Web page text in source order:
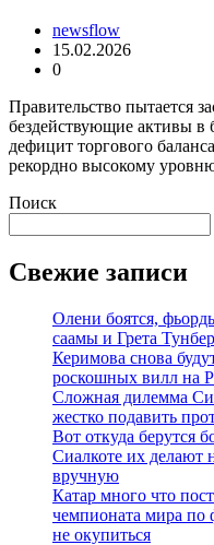
newsflow
15.02.2026
0
Правительство пытается
бездействующие активы
дефицит торгового
рекордно высокому
Поиск
Свежие записи
Олени боятся,
саамы и Грета
Керимова снова
роскошных вилл на
Сложная дилемма
жестко подавить
Вот откуда берутся
Сиалкоте их делают
вручную
Катар много что
чемпионата мира по
не окупиться